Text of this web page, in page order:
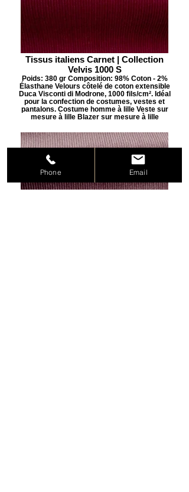
Tissus italiens Carnet | Collection
Velvis 1000 S
Poids: 380 gr Composition: 98% Coton - 2%
Élasthane Velours côtelé de coton extensible
Duca Visconti di Modrone, 1000 fils/cm². Idéal
pour la confection de costumes, vestes et
pantalons. Costume homme à lille Veste sur
mesure à lille Blazer sur mesure à lille
Phone Email